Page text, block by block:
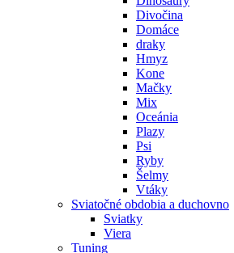
Divočina
Domáce
draky
Hmyz
Kone
Mačky
Mix
Oceánia
Plazy
Psi
Ryby
Šelmy
Vtáky
Sviatočné obdobia a duchovno
Sviatky
Viera
Tuning